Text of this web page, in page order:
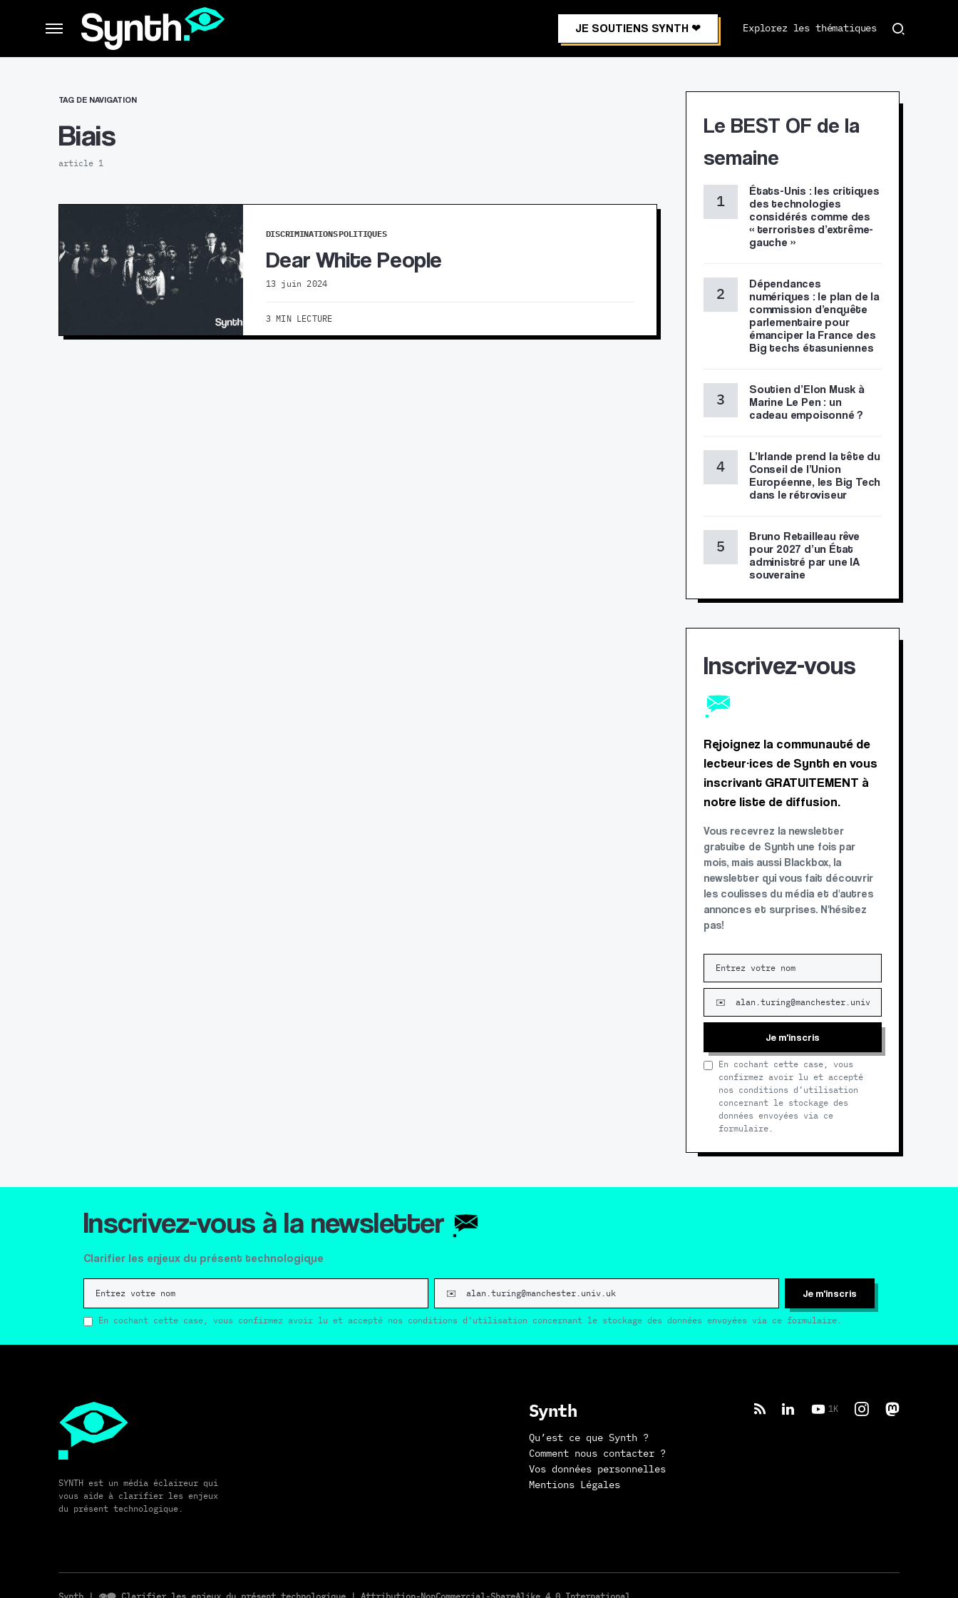
JE SOUTIENS SYNTH ❤︎ Explorez les thématiques
TAG DE NAVIGATION
Biais
article 1
DISCRIMINATIONSPOLITIQUES
Dear White People
13 juin 2024
3 MIN LECTURE
Le BEST OF de la
semaine
États-Unis : les critiques
des technologies
considérés comme des
« terroristes d’extrême-
gauche »
Dépendances
numériques : le plan de la
commission d’enquête
parlementaire pour
émanciper la France des
Big techs étasuniennes
Soutien d’Elon Musk à
Marine Le Pen : un
cadeau empoisonné ?
L’Irlande prend la tête du
Conseil de l’Union
Européenne, les Big Tech
dans le rétroviseur
Bruno Retailleau rêve
pour 2027 d’un État
administré par une IA
souveraine
Inscrivez-vous
Rejoignez la communauté de
lecteur·ices de Synth en vous
inscrivant GRATUITEMENT à
notre liste de diffusion.
Vous recevrez la newsletter
gratuite de Synth une fois par
mois, mais aussi Blackbox, la
newsletter qui vous fait découvrir
les coulisses du média et d'autres
annonces et surprises. N'hésitez
pas!
Je m'inscris
En cochant cette case, vous
confirmez avoir lu et accepté
nos conditions d’utilisation
concernant le stockage des
données envoyées via ce
formulaire.
Inscrivez-vous à la newsletter
Clarifier les enjeux du présent technologique
Je m'inscris
En cochant cette case, vous confirmez avoir lu et accepté nos conditions d’utilisation concernant le stockage des données envoyées via ce formulaire.
SYNTH est un média éclaireur qui
vous aide à clarifier les enjeux
du présent technologique.
Synth
Qu’est ce que Synth ?
Comment nous contacter ?
Vos données personnelles
Mentions Légales
1K